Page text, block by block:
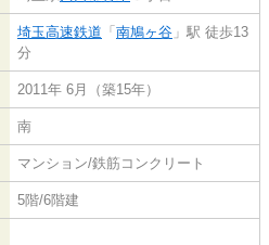
埼玉高速鉄道 「 南鳩ヶ谷 」駅 徒歩13
分
2011年 6月（築15年）
南
マンション/鉄筋コンクリート
5階/6階建